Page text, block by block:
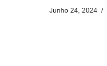
Junho 24, 2024